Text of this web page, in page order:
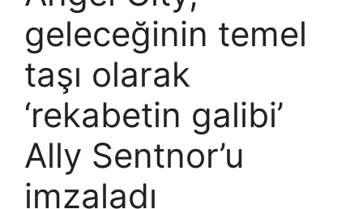
geleceğinin temel
taşı olarak
‘rekabetin galibi’
Ally Sentnor’u
imzaladı